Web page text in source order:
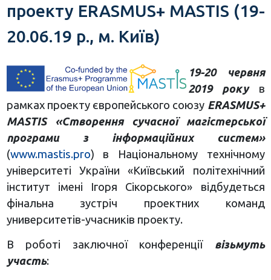
проекту ERASMUS+ MASTIS (19-
20.06.19 р., м. Київ)
19-20 червня
2019 рокув
рамках проекту європейського союзу ERASMUS+
MASTIS «Створення сучасної магістерської
програми з інформаційних систем»
(www.mastis.pro) в Національному технічному
університеті України «Київський політехнічний
інститут імені Ігоря Сікорського» відбудеться
фінальна зустріч проектних команд
университетів-учасників проекту.
В роботі заключної конференції візьмуть
участь: